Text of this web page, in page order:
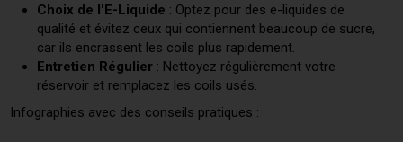
Choix de l'E-Liquide : Optez pour des e-liquides de
qualité et évitez ceux qui contiennent beaucoup de sucre,
car ils encrassent les coils plus rapidement.
Entretien Régulier : Nettoyez régulièrement votre
réservoir et remplacez les coils usés.
Infographies avec des conseils pratiques :